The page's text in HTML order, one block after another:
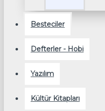
Besteciler
Defterler - Hobi
Yazılım
Kültür Kitapları